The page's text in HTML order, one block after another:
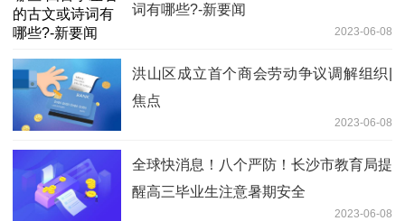
词有哪些?-新要闻
2023-06-08
洪山区成立首个商会劳动争议调解组织|
焦点
2023-06-08
全球快消息！八个严防！长沙市教育局提
醒高三毕业生注意暑期安全
2023-06-08